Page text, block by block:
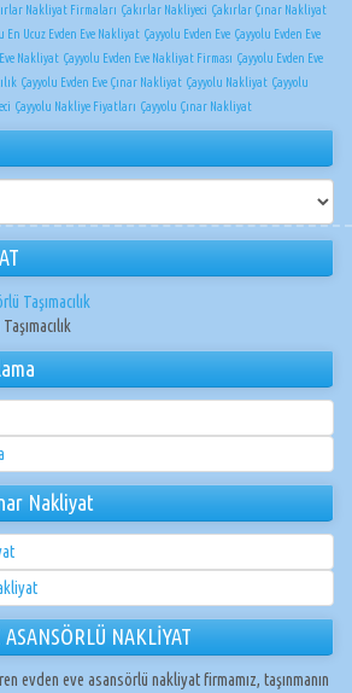
Nakliyat Firmaları Çakırlar Nakliyeci Çakırlar Çınar Nakliyat
En Ucuz Evden Eve Nakliyat Çayyolu Evden Eve Çayyolu Evden Eve
Nakliyat Çayyolu Evden Eve Nakliyat Firması Çayyolu Evden Eve
Çayyolu Evden Eve Çınar Nakliyat Çayyolu Nakliyat Çayyolu
Çayyolu Nakliye Fiyatları Çayyolu Çınar Nakliyat
Nakliyat
NAKLİYAT
evden eve asansörlü nakliyat firmamız, taşınmanın